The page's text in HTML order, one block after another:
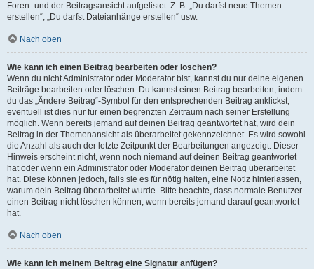
Foren- und der Beitragsansicht aufgelistet. Z. B. „Du darfst neue Themen
erstellen“, „Du darfst Dateianhänge erstellen“ usw.
Nach oben
Wie kann ich einen Beitrag bearbeiten oder löschen?
Wenn du nicht Administrator oder Moderator bist, kannst du nur deine eigenen
Beiträge bearbeiten oder löschen. Du kannst einen Beitrag bearbeiten, indem
du das „Ändere Beitrag“-Symbol für den entsprechenden Beitrag anklickst;
eventuell ist dies nur für einen begrenzten Zeitraum nach seiner Erstellung
möglich. Wenn bereits jemand auf deinen Beitrag geantwortet hat, wird dein
Beitrag in der Themenansicht als überarbeitet gekennzeichnet. Es wird sowohl
die Anzahl als auch der letzte Zeitpunkt der Bearbeitungen angezeigt. Dieser
Hinweis erscheint nicht, wenn noch niemand auf deinen Beitrag geantwortet
hat oder wenn ein Administrator oder Moderator deinen Beitrag überarbeitet
hat. Diese können jedoch, falls sie es für nötig halten, eine Notiz hinterlassen,
warum dein Beitrag überarbeitet wurde. Bitte beachte, dass normale Benutzer
einen Beitrag nicht löschen können, wenn bereits jemand darauf geantwortet
hat.
Nach oben
Wie kann ich meinem Beitrag eine Signatur anfügen?